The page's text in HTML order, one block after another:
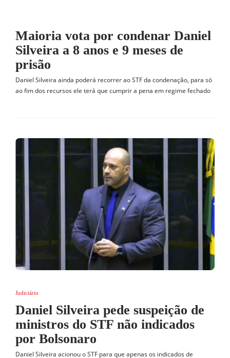
Maioria vota por condenar Daniel
Silveira a 8 anos e 9 meses de
prisão
Daniel Silveira ainda poderá recorrer ao STF da condenação, para só
ao fim dos recursos ele terá que cumprir a pena em regime fechado
Judiciário
Daniel Silveira pede suspeição de
ministros do STF não indicados
por Bolsonaro
Daniel Silveira acionou o STF para que apenas os indicados de